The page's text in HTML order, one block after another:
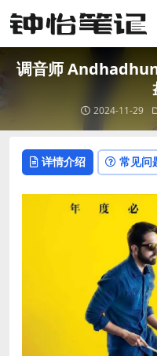
调音师
2024-11-29
详情介绍 常见问